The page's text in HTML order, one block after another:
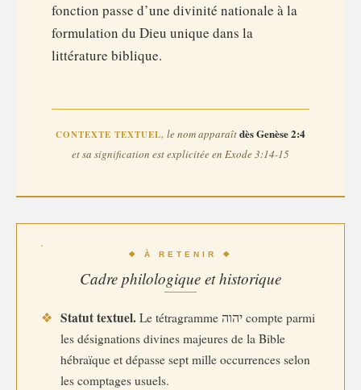
fonction passe d’une divinité nationale à la
formulation du Dieu unique dans la
littérature biblique.
CONTEXTE TEXTUEL, le nom apparaîtdès Genèse 2:4
et sa signification est explicitée en Exode 3:14-15
❖ À RETENIR ❖
Cadre philologique et historique
❖ Statut textuel. Le tétragramme יהוה compte parmi
les désignations divines majeures de la Bible
hébraïque et dépasse sept mille occurrences selon
les comptages usuels.